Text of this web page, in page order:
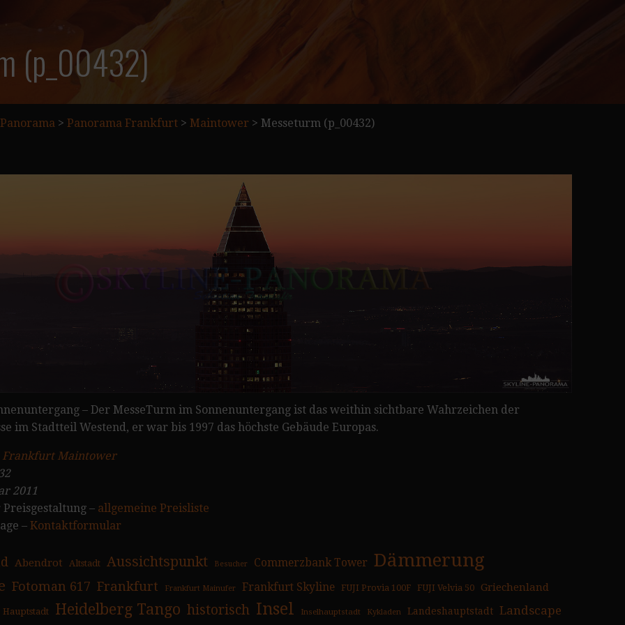
(p_00432)
Panorama > Panorama Frankfurt > Maintower > Messeturm (p_00432)
– Der MesseTurm im Sonnenuntergang ist das weithin sichtbare Wahrzeichen der
im Stadtteil Westend, er war bis 1997 das höchste Gebäude Europas.
Frankfurt Maintower
2011
– allgemeine Preisliste
– Kontaktformular
Abendrot Altstadt Aussichtspunkt Besucher Commerzbank Tower Dämmerung
Fotoman 617 Frankfurt Frankfurt Mainufer Frankfurt Skyline FUJI Provia 100F FUJI Velvia 50
Griechenland
Hauptstadt Heidelberg Tango historisch Insel Inselhauptstadt Kykladen Landeshauptstadt Landscape